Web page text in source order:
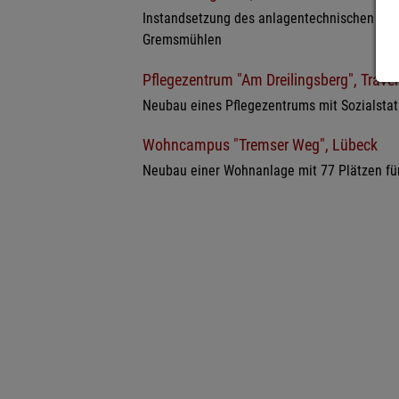
Instandsetzung des anlagentechnischen
Gremsmühlen
Pflegezentrum "Am Dreilingsberg",
Neubau eines Pflegezentrums mit
Wohncampus "Tremser Weg", Lübeck
Neubau einer Wohnanlage mit 77 Plätzen